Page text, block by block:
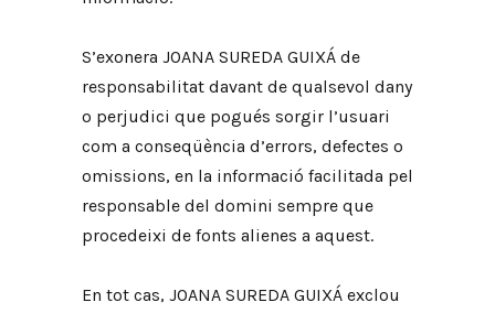
S’exonera JOANA SUREDA GUIXÁ de
responsabilitat davant de qualsevol dany
o perjudici que pogués sorgir l’usuari
com a conseqüència d’errors, defectes o
omissions, en la informació facilitada pel
responsable del domini sempre que
procedeixi de fonts alienes a aquest.
En tot cas, JOANA SUREDA GUIXÁ exclou